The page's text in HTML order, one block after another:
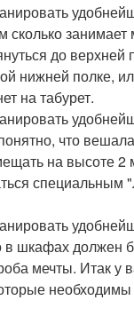
занимает
до
нижней полке,
на табурет.
что
на высоте
специальным
в шкафах должен
мечты. Итак у
необходимы